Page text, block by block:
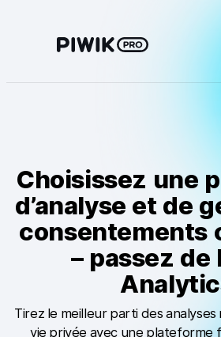
Tag Manager
Customer Data Platform
RGPD Consent Manager
En savoir plus
Intégrations
Choisissez une
d’analyse et de
consentements
– passez de
Tirez le meilleur parti des
vie privée avec une plateforme